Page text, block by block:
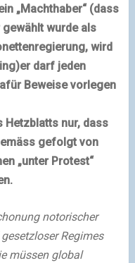
„Machthaber“ (dass
wurde als
wird
darf jeden
Beweise vorlegen
Hetzblatts nur, dass
gefolgt von
„unter Protest“
notorischer
Regimes
müssen global